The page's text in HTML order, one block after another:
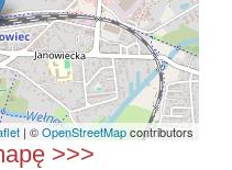
| ©OpenStreetMapcontributors
>>>